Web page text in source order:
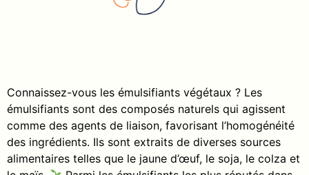
Connaissez-vous les émulsifiants végétaux ? Les
émulsifiants sont des composés naturels qui agissent
comme des agents de liaison, favorisant l’homogénéité
des ingrédients. Ils sont extraits de diverses sources
alimentaires telles que le jaune d’œuf, le soja, le colza et